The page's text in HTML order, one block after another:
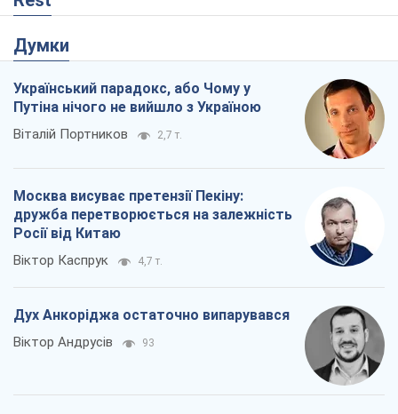
Думки
Український парадокс, або Чому у
Путіна нічого не вийшло з Україною
Віталій Портников 2,7 т.
Москва висуває претензії Пекіну:
дружба перетворюється на залежність
Росії від Китаю
Віктор Каспрук 4,7 т.
Дух Анкоріджа остаточно випарувався
Віктор Андрусів 93